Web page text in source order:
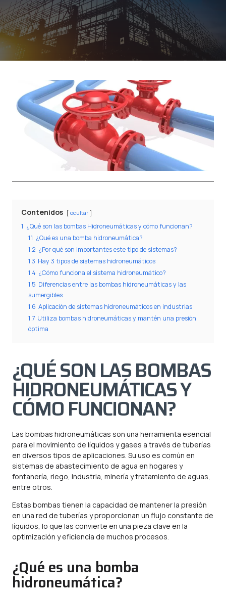
Contenidos ocultar
1 ¿Qué son las bombas Hidroneumáticas y cómo funcionan?
1.1 ¿Qué es una bomba hidroneumática?
1.2 ¿Por qué son importantes este tipo de sistemas?
1.3 Hay 3 tipos de sistemas hidroneumáticos
1.4 ¿Cómo funciona el sistema hidroneumático?
1.5 Diferencias entre las bombas hidroneumáticas y las
sumergibles
1.6 Aplicación de sistemas hidroneumáticos en industrias
1.7 Utiliza bombas hidroneumáticas y mantén una presión
óptima
¿QUÉ SON LAS BOMBAS
HIDRONEUMÁTICAS Y
CÓMO FUNCIONAN?
Las bombas hidroneumáticas son una herramienta esencial
para el movimiento de líquidos y gases a través de tuberías
en diversos tipos de aplicaciones. Su uso es común en
sistemas de abastecimiento de agua en hogares y
fontanería, riego, industria, minería y tratamiento de aguas,
entre otros.
Estas bombas tienen la capacidad de mantener la presión
en una red de tuberías y proporcionan un flujo constante de
líquidos, lo que las convierte en una pieza clave en la
optimización y eficiencia de muchos procesos.
¿Qué es una bomba
hidroneumática?